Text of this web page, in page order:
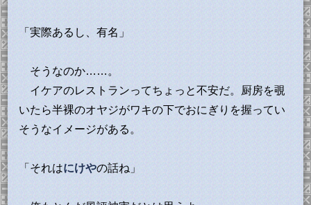
「実際あるし、有名」
そうなのか……。
イケアのレストランってちょっと不安だ。厨房を覗
いたら半裸のオヤジがワキの下でおにぎりを握ってい
そうなイメージがある。
「それはにけやの話ね」